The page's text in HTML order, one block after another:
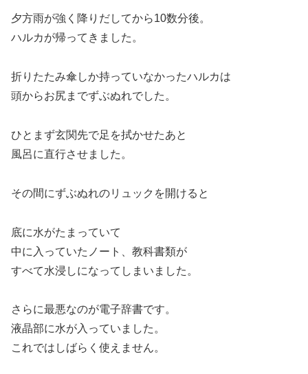
夕方雨が強く降りだしてから10数分後。
ハルカが帰ってきました。
折りたたみ傘しか持っていなかったハルカは
頭からお尻までずぶぬれでした。
ひとまず玄関先で足を拭かせたあと
風呂に直行させました。
その間にずぶぬれのリュックを開けると
底に水がたまっていて
中に入っていたノート、教科書類が
すべて水浸しになってしまいました。
さらに最悪なのが電子辞書です。
液晶部に水が入っていました。
これではしばらく使えません。